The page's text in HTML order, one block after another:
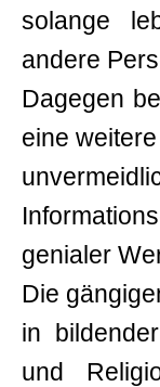
solange
andere
Dagegen
eine
genialer
Die
in
und